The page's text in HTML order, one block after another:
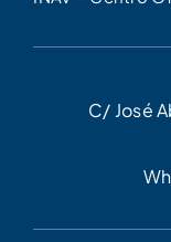
C/ José